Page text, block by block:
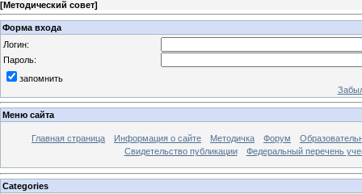
[Методический совет]
Форма входа
Логин:
Пароль:
запомнить
Меню сайта
Главная страница Информация о сайте Методичка Форум
Свидетельство публикации
Федеральный перечень
Categories